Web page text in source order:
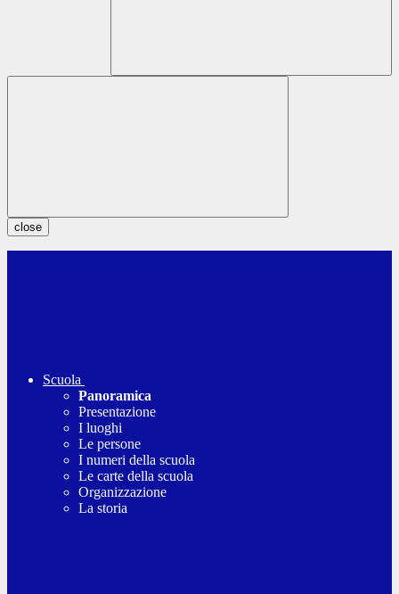
close
Scuola
Panoramica
Presentazione
I luoghi
Le persone
I numeri della scuola
Le carte della scuola
Organizzazione
La storia